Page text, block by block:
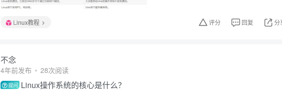
Linux教程 评分 回复 分
不念
4年前发布 28次阅读
提问 Linux操作系统的核心是什么？